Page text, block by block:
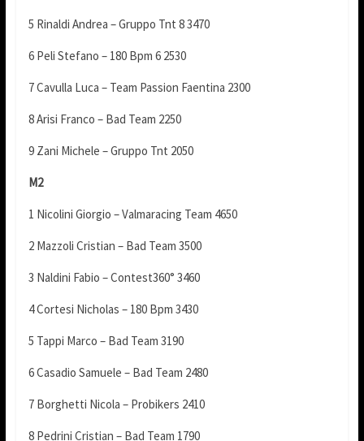
5 Rinaldi Andrea – Gruppo Tnt 8 3470
6 Peli Stefano – 180 Bpm 6 2530
7 Cavulla Luca – Team Passion Faentina 2300
8 Arisi Franco – Bad Team 2250
9 Zani Michele – Gruppo Tnt 2050
M2
1 Nicolini Giorgio – Valmaracing Team 4650
2 Mazzoli Cristian – Bad Team 3500
3 Naldini Fabio – Contest360° 3460
4 Cortesi Nicholas – 180 Bpm 3430
5 Tappi Marco – Bad Team 3190
6 Casadio Samuele – Bad Team 2480
7 Borghetti Nicola – Probikers 2410
8 Pedrini Cristian – Bad Team 1790